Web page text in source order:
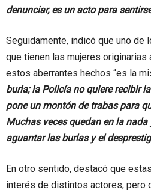
denunciar, es un acto para
Seguidamente, indicó que uno de
que tienen las mujeres originarias
estos aberrantes hechos “es la
burla; la Policía no quiere recibir
pone un montón de trabas para
Muchas veces quedan en la
aguantar las burlas y el
En otro sentido, destacó que
interés de distintos actores, pero